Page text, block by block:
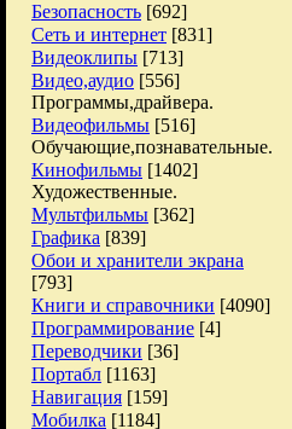
Безопасность [692]
Сеть и интернет [831]
Видеоклипы [713]
Видео,аудио [556]
Программы,драйвера.
Видеофильмы [516]
Обучающие,познавательные.
Кинофильмы [1402]
Художественные.
Мультфильмы [362]
Графика [839]
Обои и хранители экрана
[793]
Книги и справочники [4090]
Программирование [4]
Переводчики [36]
Портабл [1163]
Навигация [159]
Мобилка [1184]